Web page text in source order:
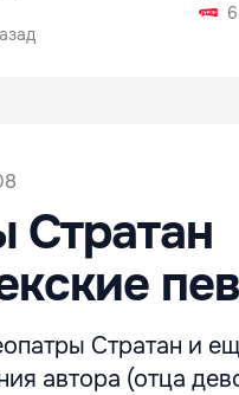
Стратан
Стратан и
автора (отца